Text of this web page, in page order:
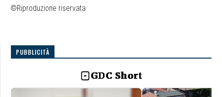
©Riproduzione riservata
PUBBLICITÀ
GDC Short